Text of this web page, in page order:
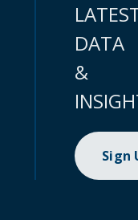
DATA
&
Sign